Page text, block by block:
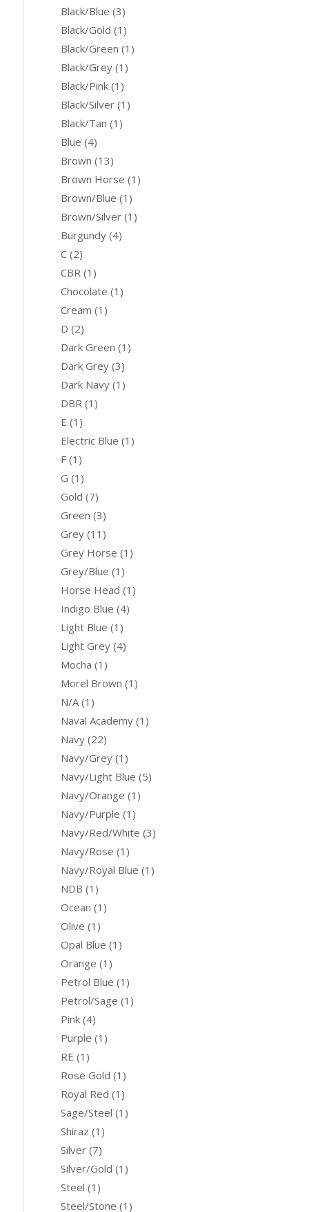
Black/Blue (3)
Black/Gold (1)
Black/Green (1)
Black/Grey (1)
Black/Pink (1)
Black/Silver (1)
Black/Tan (1)
Blue (4)
Brown (13)
Brown Horse (1)
Brown/Blue (1)
Brown/Silver (1)
Burgundy (4)
C (2)
CBR (1)
Chocolate (1)
Cream (1)
D (2)
Dark Green (1)
Dark Grey (3)
Dark Navy (1)
DBR (1)
E (1)
Electric Blue (1)
F (1)
G (1)
Gold (7)
Green (3)
Grey (11)
Grey Horse (1)
Grey/Blue (1)
Horse Head (1)
Indigo Blue (4)
Light Blue (1)
Light Grey (4)
Mocha (1)
Morel Brown (1)
N/A (1)
Naval Academy (1)
Navy (22)
Navy/Grey (1)
Navy/Light Blue (5)
Navy/Orange (1)
Navy/Purple (1)
Navy/Red/White (3)
Navy/Rose (1)
Navy/Royal Blue (1)
NDB (1)
Ocean (1)
Olive (1)
Opal Blue (1)
Orange (1)
Petrol Blue (1)
Petrol/Sage (1)
Pink (4)
Purple (1)
RE (1)
Rose Gold (1)
Royal Red (1)
Sage/Steel (1)
Shiraz (1)
Silver (7)
Silver/Gold (1)
Steel (1)
Steel/Stone (1)